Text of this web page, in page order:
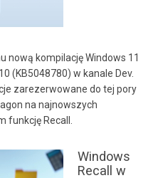
nową kompilację Windows 11
(KB5048780) w kanale Dev.
zarezerwowane do tej pory
na najnowszych
funkcję Recall.
Windows
Recall w